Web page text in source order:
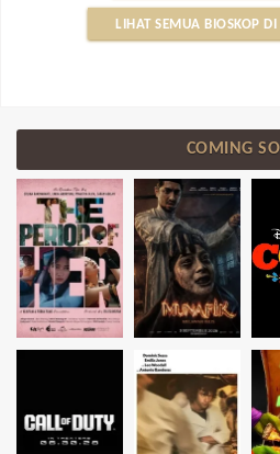
LIHAT SEMUA BIOSKOP
COMING